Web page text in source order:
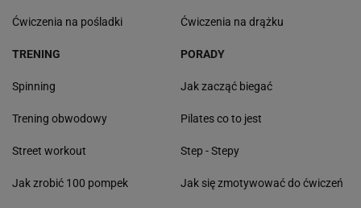
Ćwiczenia na pośladki Ćwiczenia na drążku
TRENING
Spinning
Trening obwodowy
Street workout
Jak zrobić 100 pompek
PORADY
Jak zacząć biegać
Pilates co to jest
Step - Stepy
Jak się zmotywować do ćwiczeń